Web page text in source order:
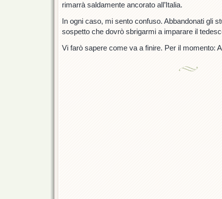
rimarrà saldamente ancorato all’Italia.
In ogni caso, mi sento confuso. Abbandonati gli
sospetto che dovrò sbrigarmi a imparare il
Vi farò sapere come va a finire. Per il momento: